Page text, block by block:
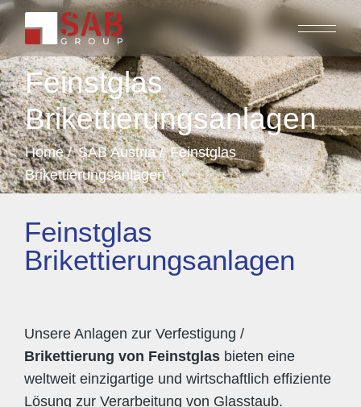
Feinstglas
Brikettierungsanlagen
Home SAB Austria
Feinstglas
Brikettierungsanlagen
Feinstglas
Brikettierungsanlagen
Unsere Anlagen zur Verfestigung /
Brikettierung von Feinstglas bieten eine
weltweit einzigartige und wirtschaftlich effiziente
Lösung zur Verarbeitung von Glasstaub.